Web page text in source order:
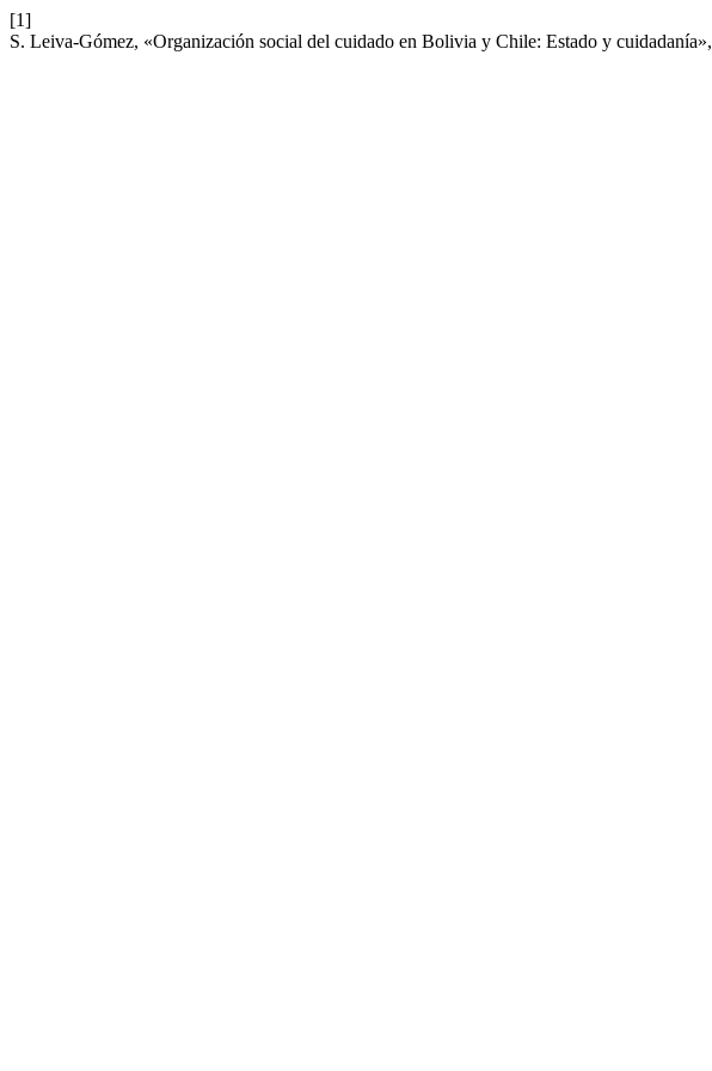
[1]
S. Leiva-Gómez, «Organización social del cuidado en Bolivia y Chile: Estado y cuidadanía»,